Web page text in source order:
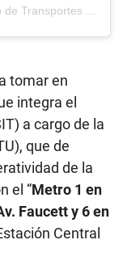
tomar en
integra el
a cargo de la
que de
de la
el “Metro 1 en
Faucett y 6 en
Central